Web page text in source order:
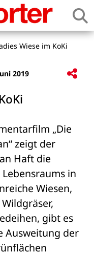
Wiese im KoKi
2019
„Die
zeigt der
Haft die
in
Wiesen,
gibt es
Ausweitung der